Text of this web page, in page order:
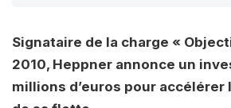
Signataire de la charge «
2010, Heppner annonce un
millions d’euros pour